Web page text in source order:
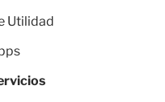
Utilidad